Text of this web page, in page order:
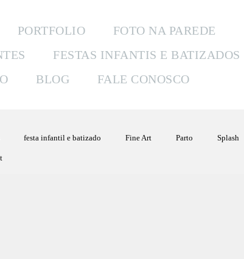
PORTFOLIO
FOTO NA PAREDE
FESTAS INFANTIS E BATIZADOS
BLOG FALE CONOSCO
festa infantil e batizado Fine Art Parto Splash